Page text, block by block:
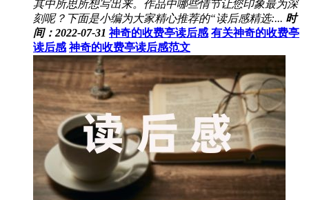
其中所思所想写出来。作品中哪些情节让您印象最为深
刻呢？下面是小编为大家精心推荐的“读后感精选:... 时
间：2022-07-31 神奇的收费亭读后感 有关神奇的收费亭
读后感 神奇的收费亭读后感范文